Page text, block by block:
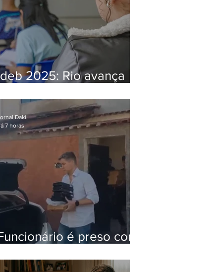
2025: Rio avança
da média nacional
é preso com
Hospital do Andaraí
Daki
7 horas